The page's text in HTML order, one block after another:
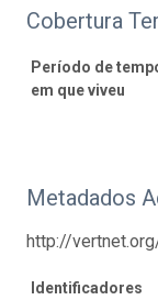
Cobertura
Período de
em que viveu
Metadados
http://
Identificadores